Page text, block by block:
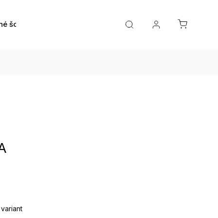
šošovky Roztoky a očné kvapky Doplnky